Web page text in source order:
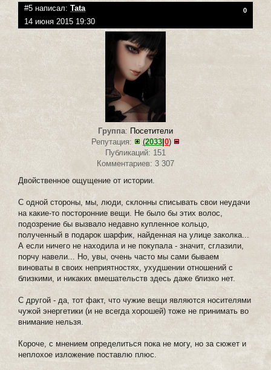
#5 написал: Tata 0
14 июня 2015 19:30
Группа: Посетители
Репутация:
(2033|0)
Публикаций: 151
Комментариев: 3 307
Двойственное ощущение от истории.
С одной стороны, мы, люди, склонны списывать свои неудачи
на какие-то посторонние вещи. Не было бы этих волос,
подозрение бы вызвало недавно купленное кольцо,
полученный в подарок шарфик, найденная на улице заколка...
А если ничего не находила и не покупала - значит, сглазили,
порчу навели... Но, увы, очень часто мы сами бываем
виноваты в своих неприятностях, ухудшении отношений с
близкими, и никаких вмешательств здесь даже близко нет.
С другой - да, тот факт, что чужие вещи являются носителями
чужой энергетики (и не всегда хорошей) тоже не принимать во
внимание нельзя.
Короче, с мнением определиться пока не могу, но за сюжет и
неплохое изложение поставлю плюс.